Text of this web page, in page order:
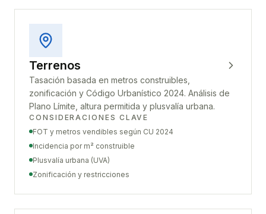
Terrenos
Tasación basada en metros construibles,
zonificación y Código Urbanístico 2024. Análisis de
Plano Límite, altura permitida y plusvalía urbana.
CONSIDERACIONES CLAVE
FOT y metros vendibles según CU 2024
Incidencia por m² construible
Plusvalía urbana (UVA)
Zonificación y restricciones